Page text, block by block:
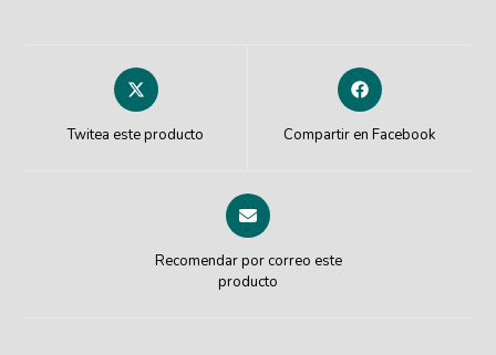
Twitea este producto Compartir en Facebook
Recomendar por correo este
producto